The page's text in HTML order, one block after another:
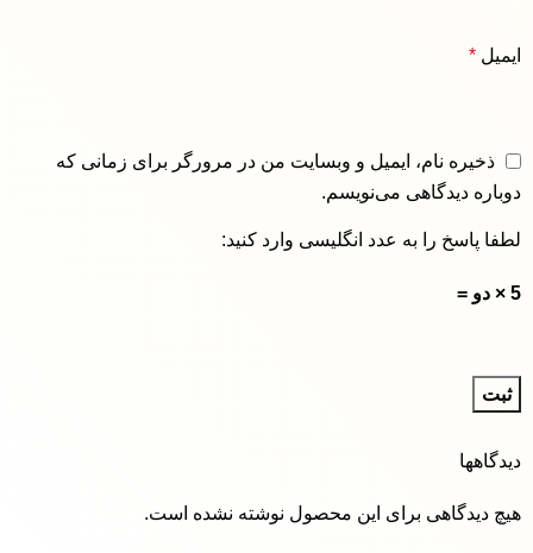
دیدگاهها
هیچ دیدگاهی برای این محصول نوشته نشده است.
ایمیل *
ذخیره نام، ایمیل و وبسایت من در مرورگر برای زمانی که
دوباره دیدگاهی می‌نویسم.
لطفا پاسخ را به عدد انگلیسی وارد کنید:
5 × دو =